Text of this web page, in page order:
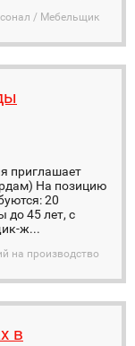
/ Мебельщик
приглашает
На позицию
20
45 лет, с
ж...
на производство
в